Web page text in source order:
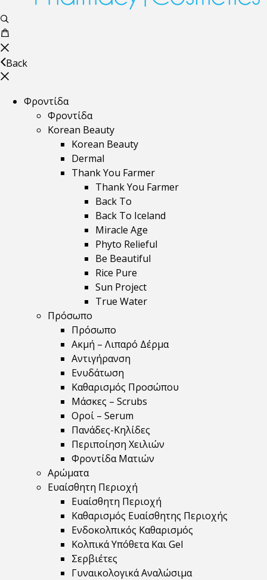
Back
Φροντίδα
Φροντίδα
Korean Beauty
Korean Beauty
Dermal
Thank You Farmer
Thank You Farmer
Back To
Back To Iceland
Miracle Age
Phyto Relieful
Be Beautiful
Rice Pure
Sun Project
True Water
Πρόσωπο
Πρόσωπο
Ακμή – Λιπαρό Δέρμα
Αντιγήρανση
Ενυδάτωση
Καθαρισμός Προσώπου
Μάσκες – Scrubs
Οροί – Serum
Πανάδες-Κηλίδες
Περιποίηση Χειλιών
Φροντίδα Ματιών
Αρώματα
Ευαίσθητη Περιοχή
Ευαίσθητη Περιοχή
Καθαρισμός Ευαίσθητης Περιοχής
Ενδοκολπικός Καθαρισμός
Κολπικά Υπόθετα Και Gel
Σερβιέτες
Γυναικολογικά Αναλώσιμα